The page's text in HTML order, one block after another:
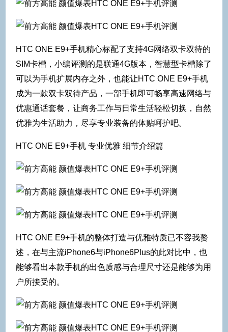
HTC ONE E9+手机精心标配了支持4G网络双卡双待的
SIM卡槽，小编评测的是联通4G版本，智慧型卡槽除了
可以为手机扩展内存之外，也能让HTC ONE E9+手机
成为一款双卡双待产品，一部手机即可畅享高速网络与
优惠通话套餐，让商务工作与日常生活轻松切换，自然
优雅为生活助力，尽享专业装备的体贴呵护吧。
HTC ONE E9+手机 专业优雅 细节介绍篇
HTC ONE E9+手机的整体打造与优雅特质已不容我赘
述，在与主流iPhone6与iPhone6Plus的此对比中，也
能够看出本款手机的出色质感与合理尺寸还是能够为用
户所接受的。